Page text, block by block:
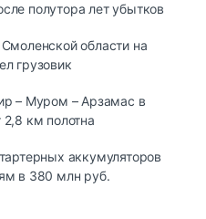
полутора лет убытков
области на
грузовик
– Муром – Арзамас в
км полотна
аккумуляторов
в 380 млн руб.